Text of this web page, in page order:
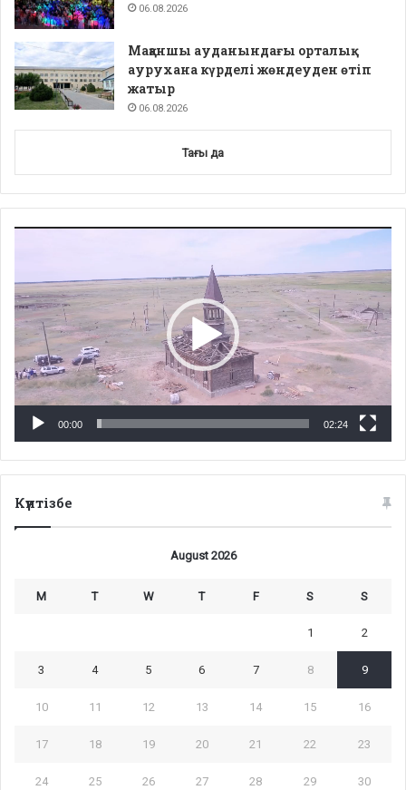
06.08.2026
Мақаншы ауданындағы орталық
аурухана күрделі жөндеуден өтіп
жатыр
06.08.2026
Тағы да
00:00 02:24
Күнтізбе
August 2026
M T W T F S S
1 2
3 4 5 6 7 8 9
10 11 12 13 14 15 16
17 18 19 20 21 22 23
24 25 26 27 28 29 30